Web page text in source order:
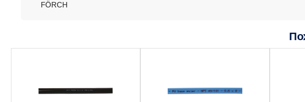
FÖRCH
Опции
Опции